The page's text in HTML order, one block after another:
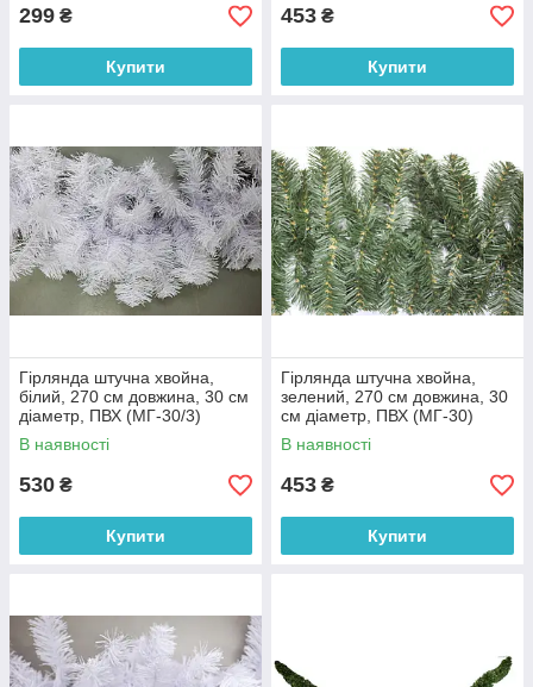
299 ₴
Купити
453 ₴
Купити
Гірлянда штучна хвойна,
білий, 270 см довжина, 30 см
діаметр, ПВХ (МГ-30/3)
В наявності
530 ₴
Купити
Гірлянда штучна хвойна,
зелений, 270 см довжина, 30
см діаметр, ПВХ (МГ-30)
В наявності
453 ₴
Купити